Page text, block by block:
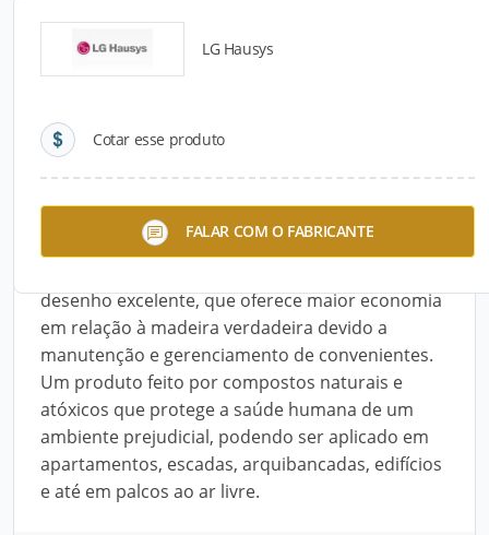
LG Hausys
Cotar esse produto
FALAR COM O FABRICANTE
Detalhes do produto
Descrição do Produto
O Woozen, categoria WPC, da LG Hausys, é uma
inovação dos revestimentos de madeira. Trata-se
desenho excelente, que oferece maior economia
em relação à madeira verdadeira devido a
manutenção e gerenciamento de convenientes.
Um produto feito por compostos naturais e
atóxicos que protege a saúde humana de um
ambiente prejudicial, podendo ser aplicado em
apartamentos, escadas, arquibancadas, edifícios
e até em palcos ao ar livre.